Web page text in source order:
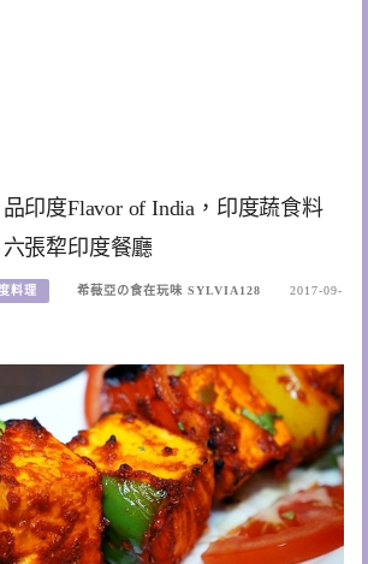
品印度Flavor of India，印度蔬食料
張犂印度餐廳
料理 希薇亞の食在玩味 SYLVIA128
2017-09-